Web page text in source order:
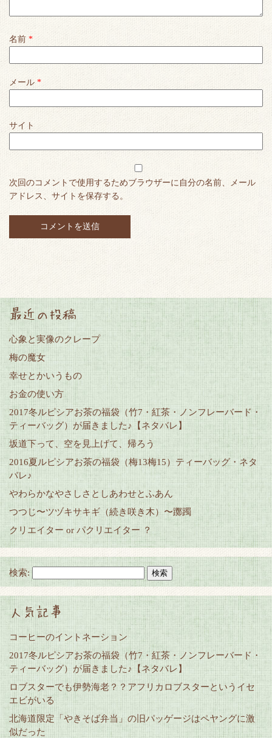
名前 *
メール *
サイト
次回のコメントで使用するためブラウザーに自分の名前、メール
アドレス、サイトを保存する。
最近の投稿
心象と実像のクレープ
梅の魔女
幸せとかいうもの
お金の使い方
2017冬ルピシアお茶の福袋（竹7・紅茶・ノンフレーバード・
ティーバッグ）が届きました♪【ネタバレ】
坂道下って、空を見上げて、帰ろう
2016夏ルピシアお茶の福袋（梅13梅15）ティーバッグ・ネタ
バレ♪
やわらかなやさしさとしあわせとふあん
つつじ〜ツヅキサキギ（続き咲き木）〜躑躅
クリエイター or パクリエイター ？
検索:
人気記事
コーヒーのイントネーション
2017冬ルピシアお茶の福袋（竹7・紅茶・ノンフレーバード・
ティーバッグ）が届きました♪【ネタバレ】
ロブスターでも伊勢海老？？アフリカロブスターというイセ
エビがいる
北海道限定「やきそば弁当」の旧パッゲージはペヤングに激
似だった